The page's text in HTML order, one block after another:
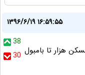
۱۳۹۶/۶/۱۹ ۱۶:۵۹:۵۵
38
30 هزار تا بامبول